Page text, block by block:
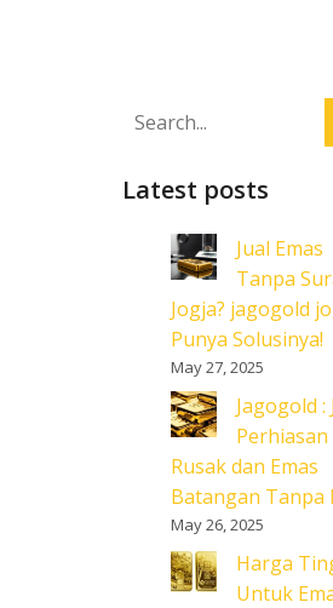
Latest posts
Jual Emas
Tanpa
Jogja? jagogold
Punya Solusinya!
May 27, 2025
Jagogold :
Perhiasan
Rusak dan Emas
Batangan Tanpa
May 26, 2025
Harga
Untuk